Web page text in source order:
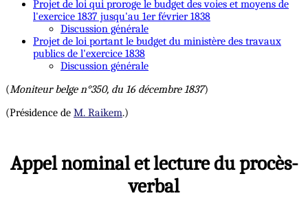
Projet de loi qui proroge le budget des voies et moyens de
l'exercice 1837 jusqu'au 1er février 1838
Discussion générale
Projet de loi portant le budget du ministère des travaux
publics de l'exercice 1838
Discussion générale
(Moniteur belge n°350, du 16 décembre 1837)
(Présidence de M. Raikem.)
Appel nominal et lecture du procès-
verbal